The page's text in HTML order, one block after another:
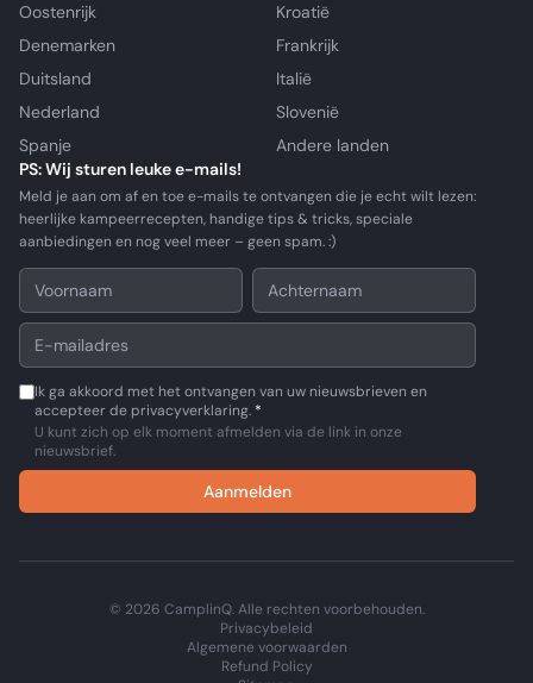
Oostenrijk
Kroatië
Denemarken
Frankrijk
Duitsland
Italië
Nederland
Slovenië
Spanje
Andere landen
PS: Wij sturen leuke e-mails!
Meld je aan om af en toe e-mails te ontvangen die je echt wilt lezen:
heerlijke kampeerrecepten, handige tips & tricks, speciale
aanbiedingen en nog veel meer – geen spam. :)
Ik ga akkoord met het ontvangen van uw nieuwsbrieven en
accepteer de privacyverklaring. *
U kunt zich op elk moment afmelden via de link in onze
nieuwsbrief.
Aanmelden
© 2026 CamplinQ. Alle rechten voorbehouden.
Privacybeleid
Algemene voorwaarden
Refund Policy